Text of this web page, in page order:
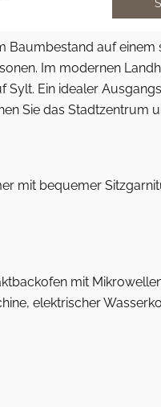
Baumbestand auf einem
Im modernen
Sylt. Ein idealer
Sie das Stadtzentrum
mit bequemer
mit
elektrischer